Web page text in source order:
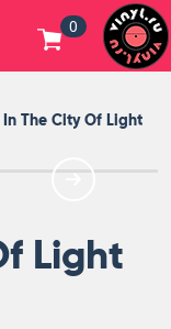
0
The City Of Light
Light